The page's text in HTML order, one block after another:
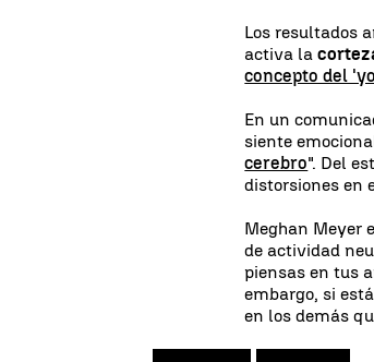
Los resultados
activa la
concepto del
En un
siente
cerebro". Del
distorsiones en
Meghan Meyer
de actividad
piensas en tus
embargo, si
en los demás